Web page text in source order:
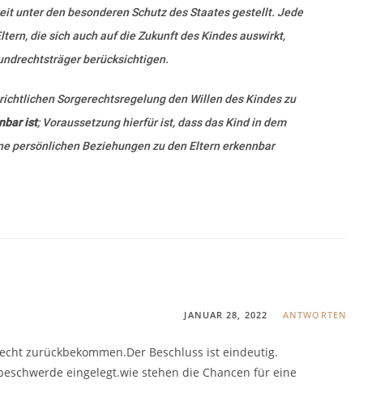
unter den besonderen Schutz des Staates gestellt. Jede
die sich auch auf die Zukunft des Kindes auswirkt,
berücksichtigen.
Sorgerechtsregelung den Willen des Kindes zu
ist; Voraussetzung hierfür ist, dass das Kind in dem
persönlichen Beziehungen zu den Eltern erkennbar
JANUAR 28, 2022 ANTWORTEN
zurückbekommen.Der Beschluss ist eindeutig.
eingelegt.wie stehen die Chancen für eine